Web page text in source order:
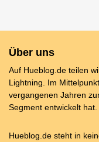
Über uns
Auf Hueblog.de teilen
Lightning. Im
vergangenen Jahren
Segment entwickelt hat.
Hueblog.de steht in